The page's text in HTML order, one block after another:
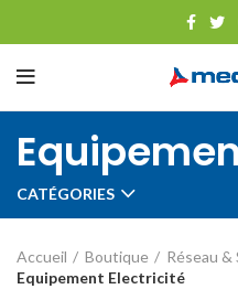
CATÉGORIES
Accueil Boutique
Réseau &
Equipement Electricité